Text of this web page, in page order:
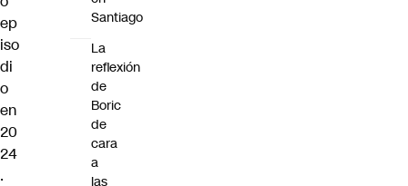
ep
iso
di
o
en
20
24
.
Santiago
La
reflexión
de
Boric
de
cara
a
las